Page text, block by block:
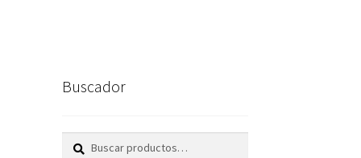
Buscador
Buscar
Buscar